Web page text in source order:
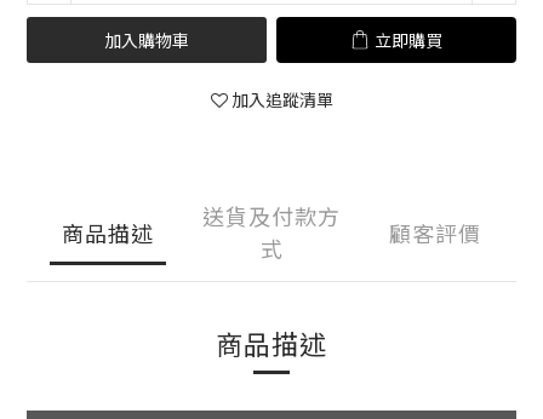
加入購物車 立即購買
加入追蹤清單
商品描述
送貨及付款方
式
顧客評價
商品描述